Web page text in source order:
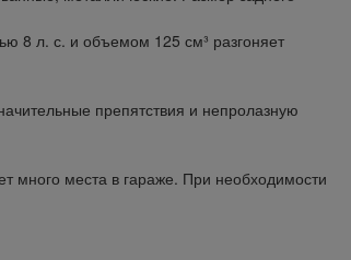
8 л. с. и объемом 125 см³ разгоняет
препятствия и непролазную
много места в гараже. При необходимости